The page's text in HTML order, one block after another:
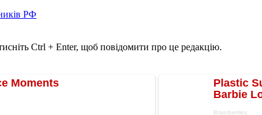
РФ
Ctrl + Enter, щоб повідомити про це редакцію.